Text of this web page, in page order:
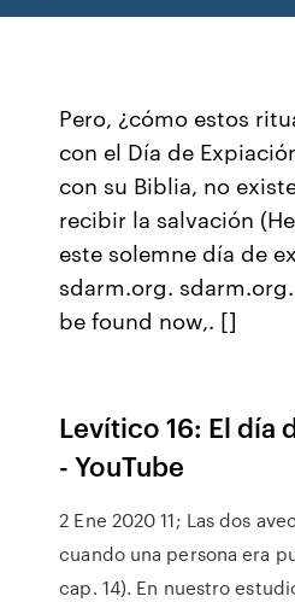
Pero, ¿cómo estos
con el Día de
con su Biblia, no
recibir la salvación
este solemne día de
sdarm.org.
be found now,. []
Levítico 16: El día
- YouTube
2 Ene 2020 11; Las dos
cuando una persona era
cap. 14). En nuestro